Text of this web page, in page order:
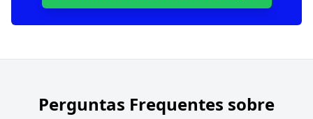
Perguntas Frequentes sobre